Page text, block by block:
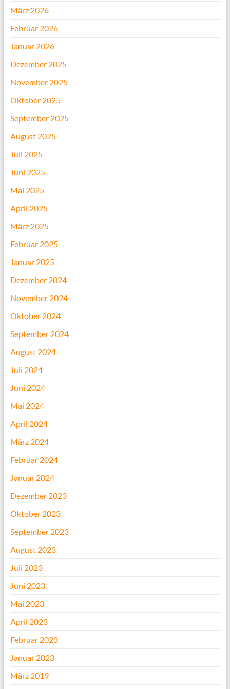
März 2026
Februar 2026
Januar 2026
Dezember 2025
November 2025
Oktober 2025
September 2025
August 2025
Juli 2025
Juni 2025
Mai 2025
April 2025
März 2025
Februar 2025
Januar 2025
Dezember 2024
November 2024
Oktober 2024
September 2024
August 2024
Juli 2024
Juni 2024
Mai 2024
April 2024
März 2024
Februar 2024
Januar 2024
Dezember 2023
Oktober 2023
September 2023
August 2023
Juli 2023
Juni 2023
Mai 2023
April 2023
Februar 2023
Januar 2023
März 2019